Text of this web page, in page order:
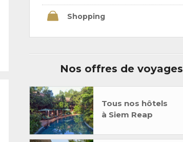
Shopping
Nos offres de voyages
Tous nos hôtels
à Siem Reap